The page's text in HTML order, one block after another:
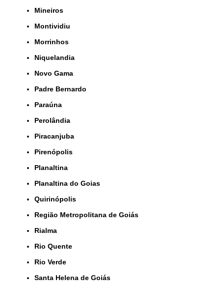
Mineiros
Montividiu
Morrinhos
Niquelandia
Novo Gama
Padre Bernardo
Paraúna
Perolândia
Piracanjuba
Pirenópolis
Planaltina
Planaltina do Goias
Quirinópolis
Região Metropolitana de Goiás
Rialma
Rio Quente
Rio Verde
Santa Helena de Goiás